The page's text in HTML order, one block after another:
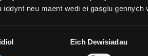
iddynt neu maent wedi ei gasglu
Eich Dewisiadau
y gwneir cynigion.